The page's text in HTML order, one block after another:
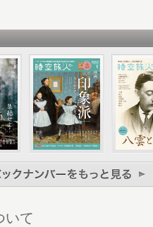
会特別対談 藤森照
×米山 勇（東京都江
史家）
建築の最高到達点
の姿に復元された
館）
いて